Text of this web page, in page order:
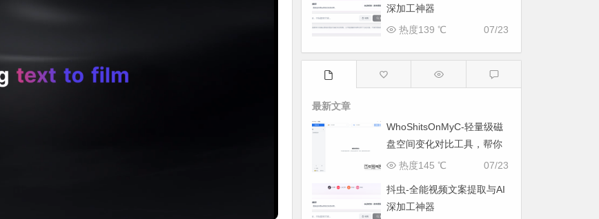
深加工神器
07/23
热度139 ℃
最新文章
WhoShitsOnMyC-轻量级磁
盘空间变化对比工具，帮你
找出“吃掉”空间的罪魁祸首
07/23
热度145 ℃
抖虫-全能视频文案提取与AI
深加工神器